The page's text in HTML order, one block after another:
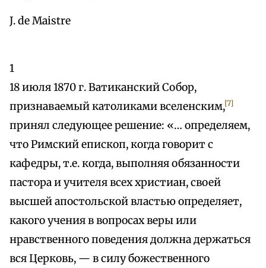
J. de Maistre
1
18 июля 1870 г. Ватиканский Собор,
признаваемый католиками вселенским,[7]
принял следующее решение: «… определяем,
что Римский епископ, когда говорит с
кафедры, т.е. когда, выполняя обязанности
пастора и учителя всех христиан, своей
высшей апостольской властью определяет,
какого учения в вопросах веры или
нравственного поведения должна держаться
вся Церковь, — в силу божественного